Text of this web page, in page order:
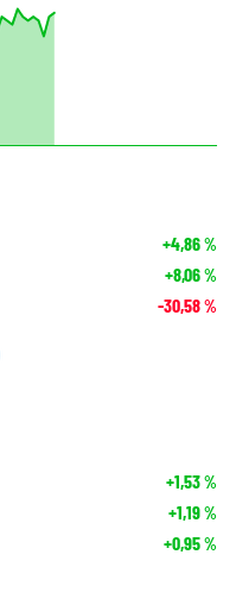
+4,86%
+8,06%
-30,58%
+1,53%
+1,19%
+0,95%